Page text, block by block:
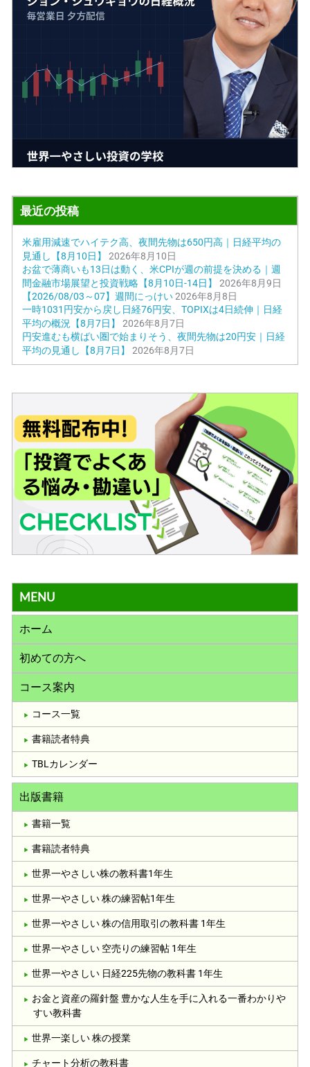
最近の投稿
米雇用減速でハイテク高、夜間先物は650円高｜日経平均の
見通し【8月10日】
2026年8月10日
お盆で薄商いも13日は動く、米CPIが週の前提を決める｜週
間金融市場展望と投資戦略【8月10日-14日】
2026年8月9日
【2026/08/03～07】週間にっけい 2026年8月8日
一時1031円安から戻し日経76円安、TOPIXは4日続伸｜日経
平均の概況【8月7日】
2026年8月7日
円安進むも横ばい圏で始まりそう、夜間先物は20円安｜日経
平均の見通し【8月7日】
2026年8月7日
MENU
ホーム
初めての方へ
コース案内
コース一覧
書籍読者特典
TBLカレンダー
出版書籍
書籍一覧
書籍読者特典
世界一やさしい株の教科書1年生
世界一やさしい 株の練習帖1年生
世界一やさしい 株の信用取引の教科書 1年生
世界一やさしい 空売りの練習帖 1年生
世界一やさしい 日経225先物の教科書 1年生
お金と資産の羅針盤 豊かな人生を手に入れる一番わかりや
すい教科書
世界一楽しい 株の授業
チャート分析の教科書